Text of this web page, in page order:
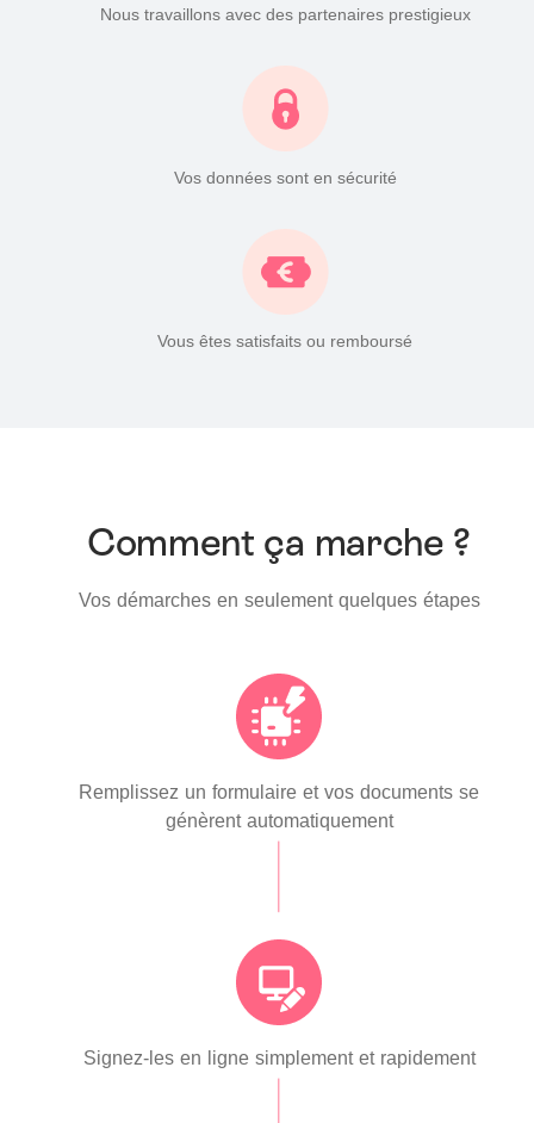
Nous travaillons avec des partenaires prestigieux
Vos données sont en sécurité
Vous êtes satisfaits ou remboursé
Comment ça marche ?
Vos démarches en seulement quelques étapes
Remplissez un formulaire et vos documents se
génèrent automatiquement
Signez-les en ligne simplement et rapidement